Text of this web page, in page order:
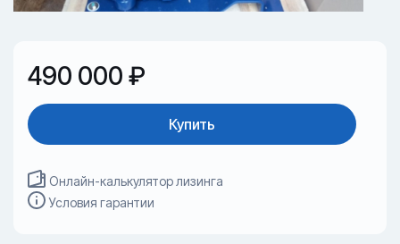
490 000 ₽
Купить
Онлайн-калькулятор лизинга
Условия гарантии